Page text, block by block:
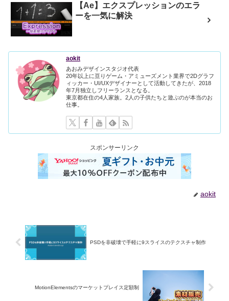
【Ae】エクスプレッションのエラ
ーを一気に解決
aokit
あおみデザインスタジオ代表
20年以上に亘りゲーム・アミューズメント業界で2Dグラフ
ィッカー・UI/UXデザイナーとして活動してきたが、2018
年7月独立しフリーランスとなる。
東京都在住の4人家族。2人の子供たちと遊ぶのが本当のお
仕事。
スポンサーリンク
aokit
PSDを非破壊で手軽に9スライスのテクスチャ制作
MotionElementsのマーケットプレイス定額制